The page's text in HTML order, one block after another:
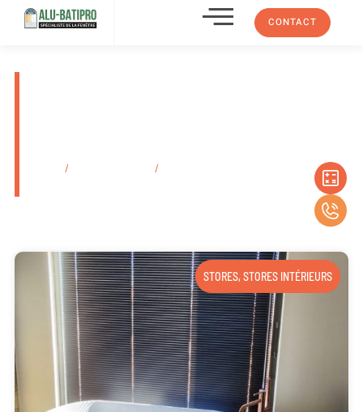
CONTACT
/ /
Installateur de portail motorisé électrique
STORES,STORES INTÉRIEURS